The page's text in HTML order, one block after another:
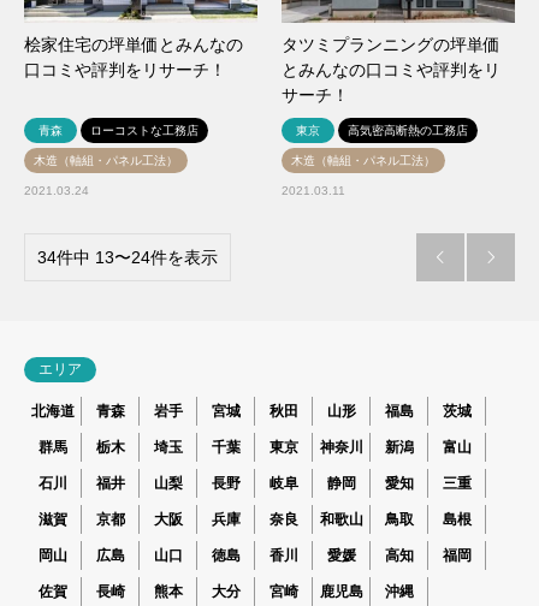
桧家住宅の坪単価とみんなの
口コミや評判をリサーチ！
青森 ローコストな工務店
木造（軸組・パネル工法）
2021.03.24
タツミプランニングの坪単価
とみんなの口コミや評判をリ
サーチ！
東京 高気密高断熱の工務店
木造（軸組・パネル工法）
2021.03.11
34件中 13〜24件を表示  
エリア
北海道 青森 岩手 宮城 秋田 山形 福島 茨城
群馬 栃木 埼玉 千葉 東京 神奈川 新潟 富山
石川 福井 山梨 長野 岐阜 静岡 愛知 三重
滋賀 京都 大阪 兵庫 奈良 和歌山 鳥取 島根
岡山 広島 山口 徳島 香川 愛媛 高知 福岡
佐賀 長崎 熊本 大分 宮崎 鹿児島 沖縄